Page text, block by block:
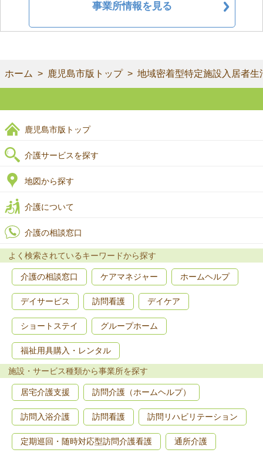
事業所情報を見る
ホーム 鹿児島市版トップ 地域密着型特定施設入居者
鹿児島市版トップ
介護サービスを探す
地図から探す
介護について
介護の相談窓口
よく検索されているキーワードから探す
介護の相談窓口 ケアマネジャー ホームヘルプ
デイサービス 訪問看護 デイケア
ショートステイ グループホーム
福祉用具購入・レンタル
施設・サービス種類から事業所を探す
居宅介護支援 訪問介護（ホームヘルプ）
訪問入浴介護 訪問看護 訪問リハビリテーション
定期巡回・随時対応型訪問介護看護 通所介護